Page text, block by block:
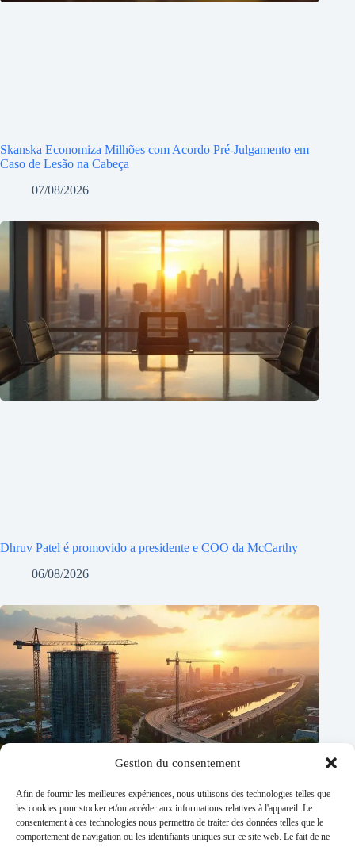
Gestion du consentement
Afin de fournir les meilleures expériences, nous utilisons des technologies telles que
les cookies pour stocker et/ou accéder aux informations relatives à l'appareil. Le
consentement à ces technologies nous permettra de traiter des données telles que le
comportement de navigation ou les identifiants uniques sur ce site web. Le fait de ne
Skanska Economiza Milhões com Acordo Pré-Julgamento em
Caso de Lesão na Cabeça
07/08/2026
Dhruv Patel é promovido a presidente e COO da McCarthy
06/08/2026